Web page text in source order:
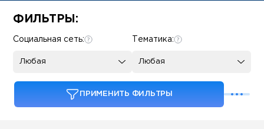
Some SEO Title
ФИЛЬТРЫ:
Тематика:
Любая
Социальная сеть:
Любая
ПРИМЕНИТЬ ФИЛЬТРЫ